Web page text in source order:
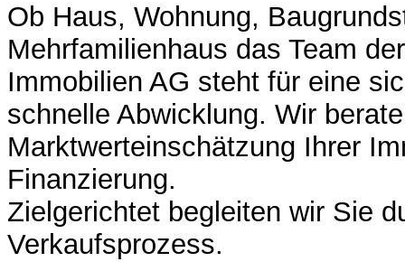
Ob Haus, Wohnung,
Mehrfamilienhaus das Team
Immobilien AG steht für eine
schnelle Abwicklung. Wir
Marktwerteinschätzung Ihrer
Finanzierung.
Zielgerichtet begleiten wir Sie
Verkaufsprozess.